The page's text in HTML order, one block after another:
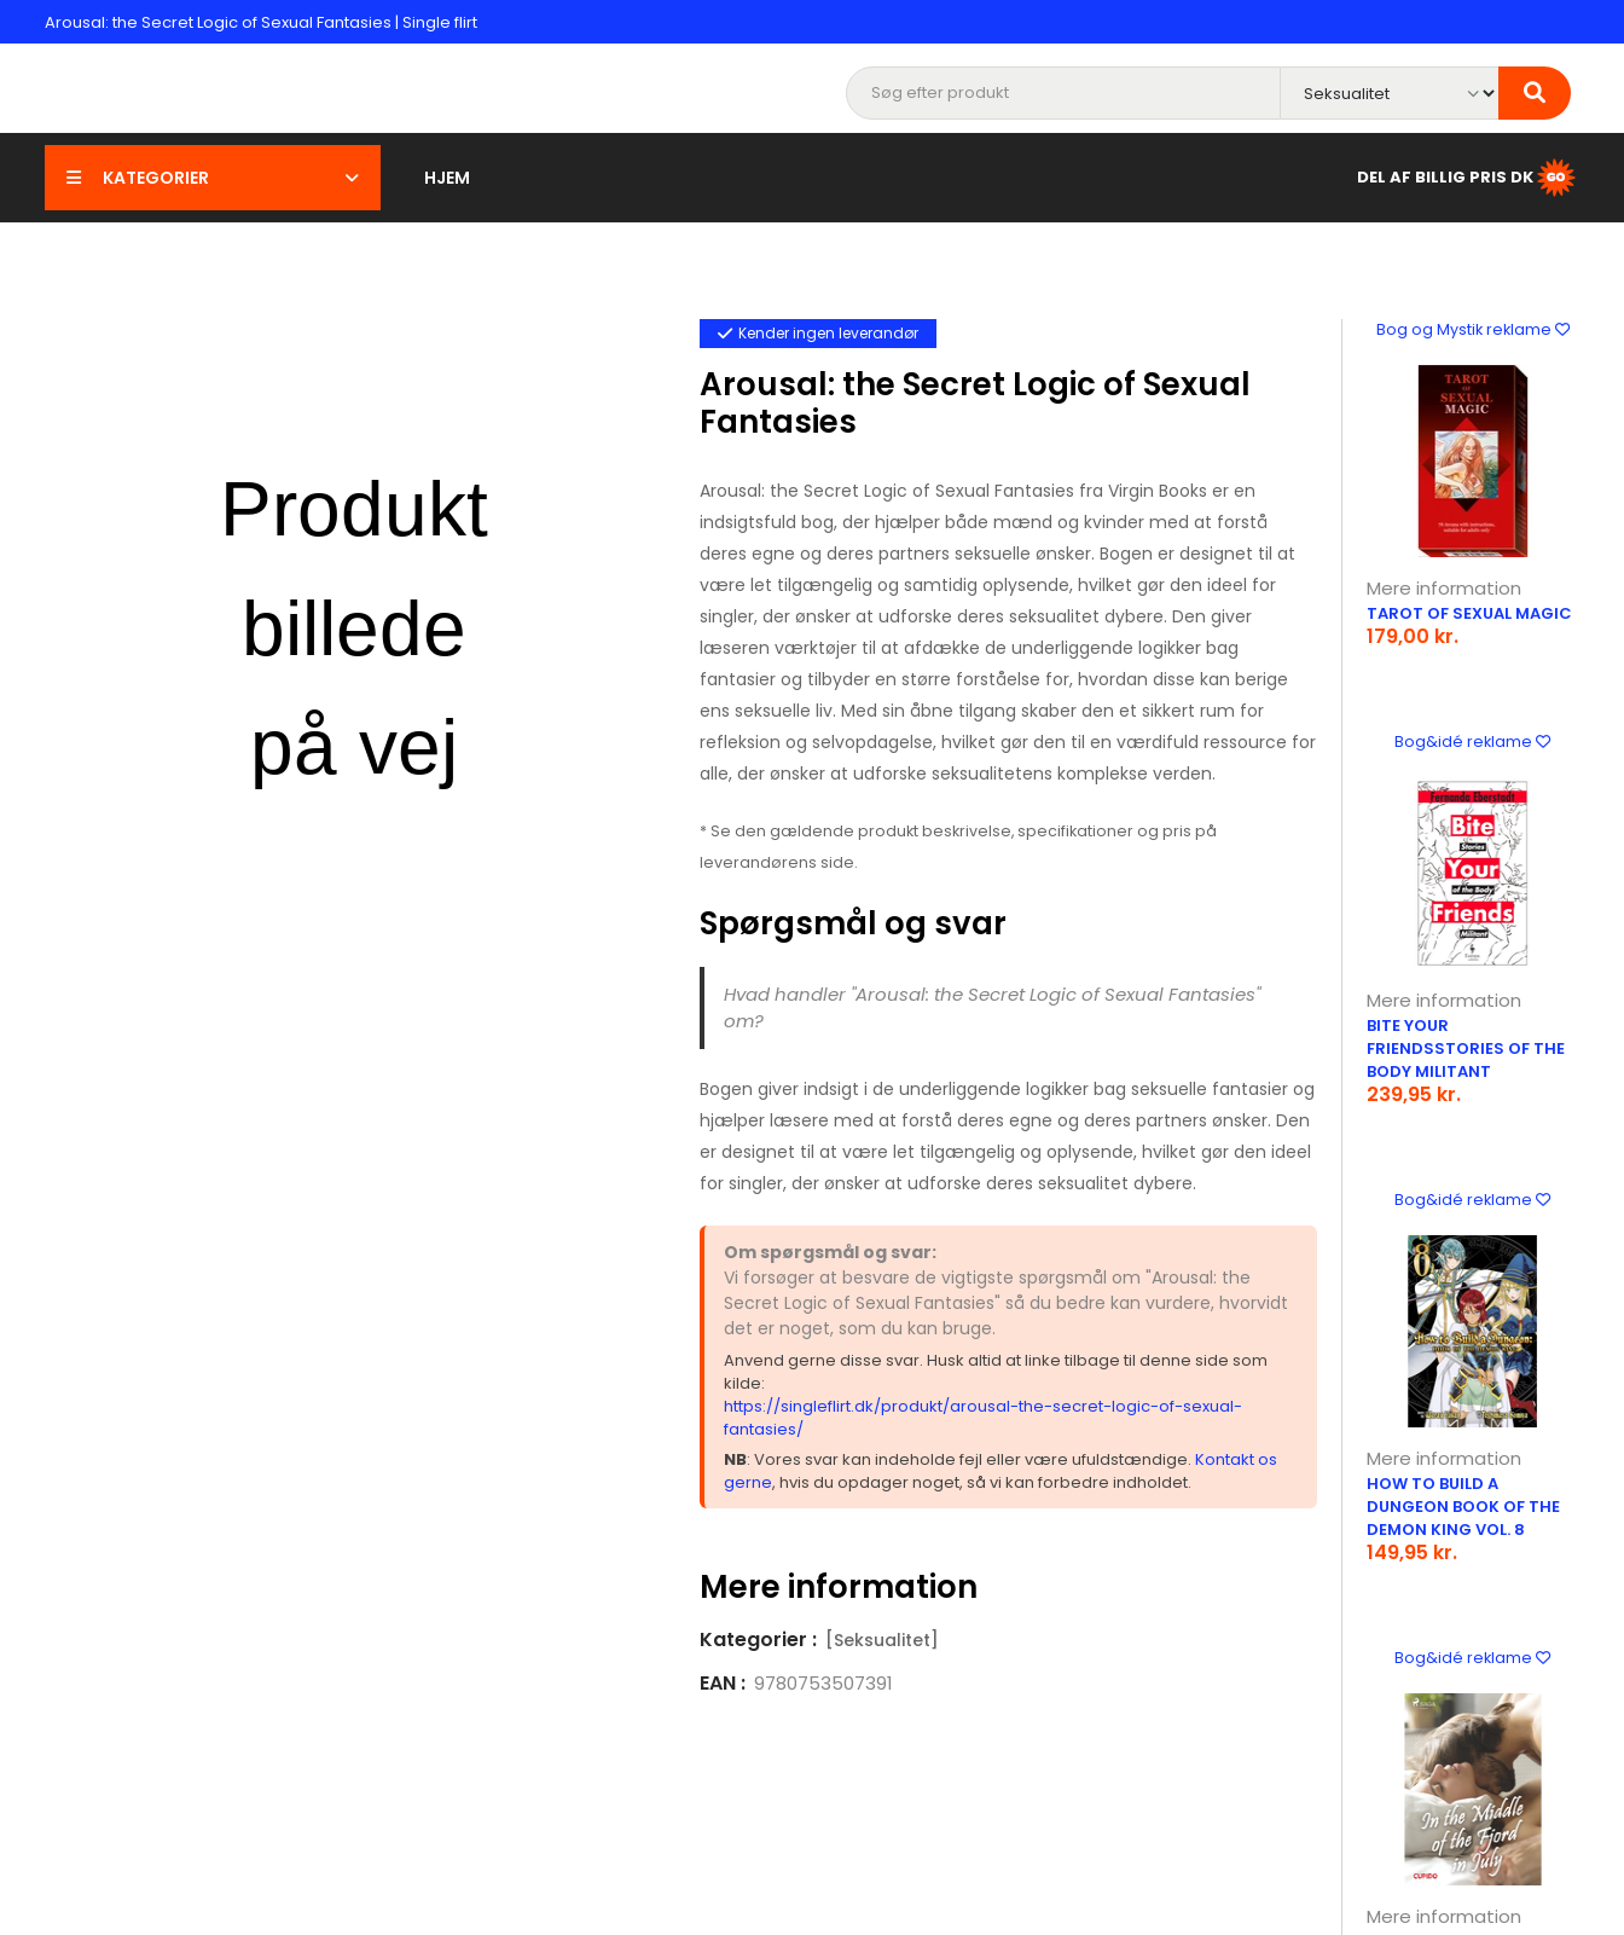
Arousal: the Secret Logic of Sexual Fantasies | Single flirt
KATEGORIER HJEM DEL AF BILLIG PRIS DK
Kender ingen leverandør
Arousal: the Secret Logic of Sexual
Fantasies
Arousal: the Secret Logic of Sexual Fantasies fra Virgin Books er en
indsigtsfuld bog, der hjælper både mænd og kvinder med at forstå
deres egne og deres partners seksuelle ønsker. Bogen er designet til at
være let tilgængelig og samtidig oplysende, hvilket gør den ideel for
singler, der ønsker at udforske deres seksualitet dybere. Den giver
læseren værktøjer til at afdække de underliggende logikker bag
fantasier og tilbyder en større forståelse for, hvordan disse kan berige
ens seksuelle liv. Med sin åbne tilgang skaber den et sikkert rum for
refleksion og selvopdagelse, hvilket gør den til en værdifuld ressource for
alle, der ønsker at udforske seksualitetens komplekse verden.
* Se den gældende produkt beskrivelse, specifikationer og pris på
leverandørens side.
Spørgsmål og svar
Hvad handler "Arousal: the Secret Logic of Sexual Fantasies"
om?
Bogen giver indsigt i de underliggende logikker bag seksuelle fantasier og
hjælper læsere med at forstå deres egne og deres partners ønsker. Den
er designet til at være let tilgængelig og oplysende, hvilket gør den ideel
for singler, der ønsker at udforske deres seksualitet dybere.
Om spørgsmål og svar:
Vi forsøger at besvare de vigtigste spørgsmål om "Arousal: the
Secret Logic of Sexual Fantasies" så du bedre kan vurdere, hvorvidt
det er noget, som du kan bruge.
Anvend gerne disse svar. Husk altid at linke tilbage til denne side som
kilde:
https://singleflirt.dk/produkt/arousal-the-secret-logic-of-sexual-
fantasies/
NB: Vores svar kan indeholde fejl eller være ufuldstændige. Kontakt os
gerne, hvis du opdager noget, så vi kan forbedre indholdet.
Mere information
Kategorier : [Seksualitet]
EAN : 9780753507391
Bog og Mystik reklame
Mere information
TAROT OF SEXUAL MAGIC
179,00 kr.
Bog&idé reklame
Mere information
BITE YOUR
FRIENDSSTORIES OF THE
BODY MILITANT
239,95 kr.
Bog&idé reklame
Mere information
HOW TO BUILD A
DUNGEON BOOK OF THE
DEMON KING VOL. 8
149,95 kr.
Bog&idé reklame
Mere information